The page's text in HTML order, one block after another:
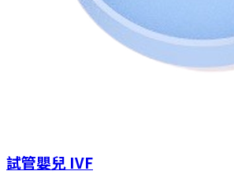
試管嬰兒 IVF